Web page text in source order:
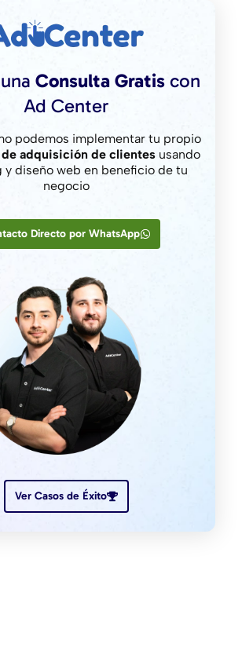
Consulta Gratiscon
Ad Center
podemos implementar tu propio
adquisición de clientes usando
y diseño web en beneficio de tu
negocio
Directo por WhatsApp
Ver Casos de Éxito